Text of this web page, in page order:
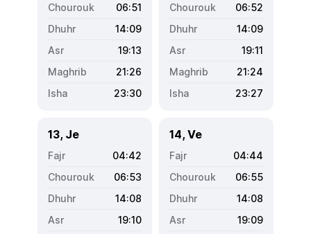
06:51
14:09
19:13
21:26
23:30
06:52
14:09
19:11
21:24
23:27
13, Je
04:42
06:53
14:08
19:10
14, Ve
04:44
06:55
14:08
19:09